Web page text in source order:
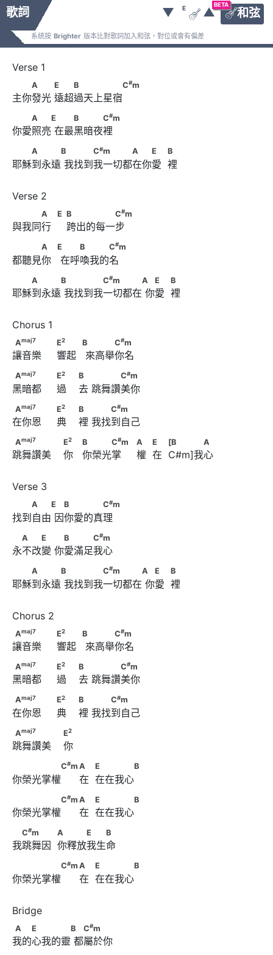
歌詞
BETA
和弦
▼ E
 ▲
系統按 Brighter 版本比對歌詞加入和弦，對位或會有偏差
A　　      E　　B　　　　　C
A E B C#m
主你發光 遠超過天上星宿
A　　E      　　B　　　C
A E B C#m
你愛照亮 在最黑暗夜裡
A　　　B      　　　C
m　　　　A　　E
B
A B C#m A E B
耶穌到永遠 我找到我一切都在你愛  裡
A　            E                  B　　　　　C
A E B C#m
與我同行     跨出的每一步
A　            E      　　B　　　C
A E B C#m
都聽見你   在呼喚我的名
A　　　B      　　　　C
m　　　　A      　E
B
A B C#m A E B
耶穌到永遠 我找到我一切都在 你愛  裡
Amaj7 E
B      　　　C#m
Amaj7 E2 B C#m
讓音樂     響起   來高舉你名
Amaj7 E
B　      　　　C
Amaj7 E2 B C#m
黑暗都     過    去 跳舞讚美你
Amaj7 E
B　      　　C
Amaj7 E2 B C#m
在你恩     典    裡 我找到自己
Amaj7 E2
B
C#m　                              A　            E
[B    　A
Amaj7 E2 B C#m A E [B A
跳舞讚美    你   你榮光掌     權  在  C#m]我心
A　　E      　B　　　　C
A E B C#m
找到自由 因你愛的真理
A　　E　      　B　　　C
A E B C#m
永不改變 你愛滿足我心
A　　　B      　　　　C
m　　　　A      　E
B
A B C#m A E B
耶穌到永遠 我找到我一切都在 你愛  裡
Amaj7 E
B      　　　C#m
Amaj7 E2 B C#m
讓音樂     響起   來高舉你名
Amaj7 E
B　      　　　C
Amaj7 E2 B C#m
黑暗都     過    去 跳舞讚美你
Amaj7 E
B　      　　C
Amaj7 E2 B C#m
在你恩     典    裡 我找到自己
Amaj7 E
Amaj7 E2
跳舞讚美    你
C#m                                    A
E　　　　B
C#m A E B
你榮光掌權      在  在在我心
C# m                                    A
E　　　　B
C#m A E B
你榮光掌權      在  在在我心
C#m　　　            A　　　E　　B
C#m A E B
我跳舞因  你釋放我生命
C#m                                    A
E　　　　B
C#m A E B
你榮光掌權      在  在在我心
A　　E　　　　B      　C
A E B C#m
我的心我的靈 都屬於你